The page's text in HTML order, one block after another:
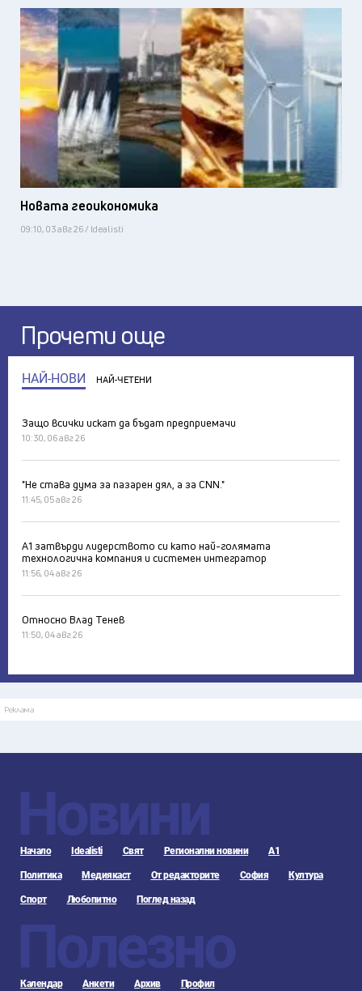
Новата геоикономика
09:10, 03 авг 26 / Idealisti
Прочети още
НАЙ-НОВИ НАЙ-ЧЕТЕНИ
Защо всички искат да бъдат предприемачи
10:30, 06 авг 26
"Не става дума за пазарен дял, а за CNN."
11:45, 05 авг 26
А1 затвърди лидерството си като най-голямата
технологична компания и системен интегратор
11:56, 04 авг 26
Относно Влад Тенев
11:50, 04 авг 26
Реклама
Новини
Начало Idealisti Свят Регионални новини А1
Политика Медиякаст От редакторите София Култура
Спорт Любопитно Поглед назад
Полезно
Календар Анкети Архив Профил